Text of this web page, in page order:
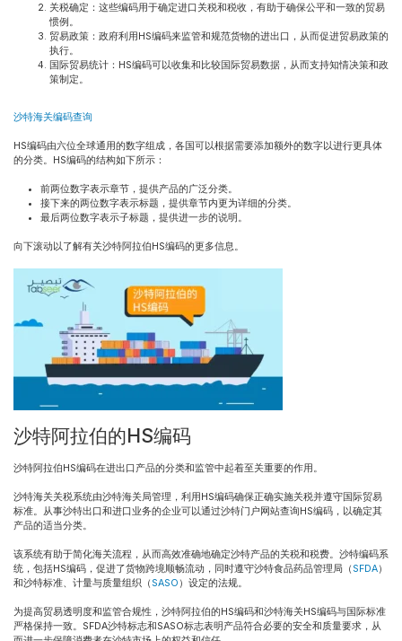
关税确定：这些编码用于确定进口关税和税收，有助于确保公平和一致的贸易
惯例。
贸易政策：政府利用HS编码来监管和规范货物的进出口，从而促进贸易政策的
执行。
国际贸易统计：HS编码可以收集和比较国际贸易数据，从而支持知情决策和政
策制定。
沙特海关编码查询
HS编码由六位全球通用的数字组成，各国可以根据需要添加额外的数字以进行更具体
的分类。HS编码的结构如下所示：
前两位数字表示章节，提供产品的广泛分类。
接下来的两位数字表示标题，提供章节内更为详细的分类。
最后两位数字表示子标题，提供进一步的说明。
向下滚动以了解有关沙特阿拉伯HS编码的更多信息。
沙特阿拉伯的HS编码
沙特阿拉伯HS编码在进出口产品的分类和监管中起着至关重要的作用。
沙特海关关税系统由沙特海关局管理，利用HS编码确保正确实施关税并遵守国际贸易
标准。从事沙特出口和进口业务的企业可以通过沙特门户网站查询HS编码，以确定其
产品的适当分类。
该系统有助于简化海关流程，从而高效准确地确定沙特产品的关税和税费。沙特编码系
统，包括HS编码，促进了货物跨境顺畅流动，同时遵守沙特食品药品管理局（ SFDA）
和沙特标准、计量与质量组织（ SASO ）设定的法规。
为提高贸易透明度和监管合规性，沙特阿拉伯的HS编码和沙特海关HS编码与国际标准
严格保持一致。SFDA沙特标志和SASO标志表明产品符合必要的安全和质量要求，从